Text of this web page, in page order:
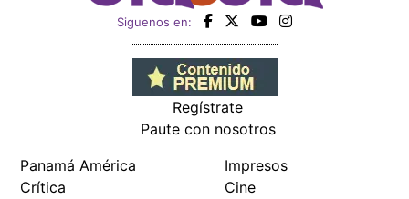
Siguenos en:
Regístrate
Paute con nosotros
Panamá América
Crítica
Impresos
Cine